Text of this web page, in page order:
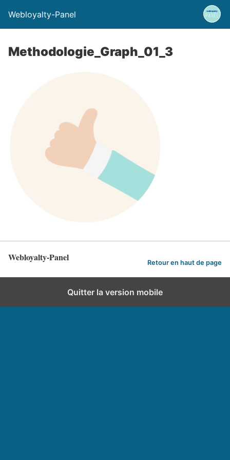
Webloyalty-Panel
Methodologie_Graph_01_3
Webloyalty-Panel Retour en haut de page
Quitter la version mobile